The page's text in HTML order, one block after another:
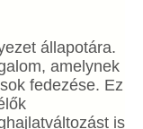
állapotára.
amelynek
fedezése. Ez
is